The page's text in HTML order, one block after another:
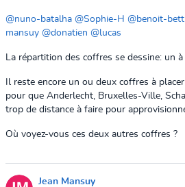
@nuno-batalha @Sophie-H @benoit-
mansuy @donatien @lucas
La répartition des coffres se dessine: un
Il reste encore un ou deux coffres à
pour que Anderlecht, Bruxelles-Ville,
trop de distance à faire pour
Où voyez-vous ces deux autres coffres ?
Jean Mansuy